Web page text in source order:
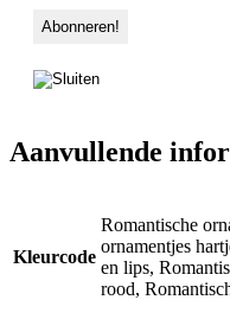
Aanvullende
Kleurcode
Romantische
ornamentjes
en lips,
rood,